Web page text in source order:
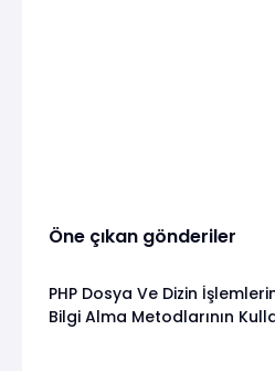
Öne çıkan gönderiler
PHP Dosya Ve Dizin
Bilgi Alma Metodlarının